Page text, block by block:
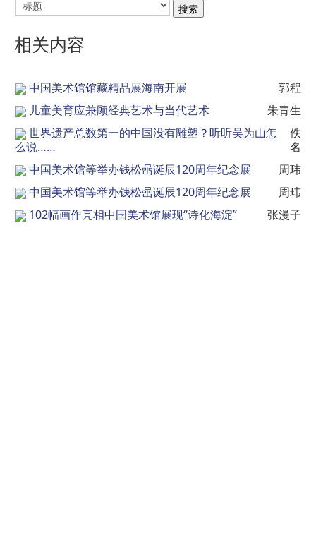
相关内容
中国美术馆馆藏精品展海南开展
郭程
儿童美育应兼顾经典艺术与当代艺术
朱青生
世界遗产总数第一的中国没有雕塑？听听吴为山怎
么说……
佚
名
中国美术馆等举办钱松喦诞辰120周年纪念展
周玮
中国美术馆等举办钱松喦诞辰120周年纪念展
周玮
102幅画作亮相中国美术馆展现“诗化海淀”
张漫子